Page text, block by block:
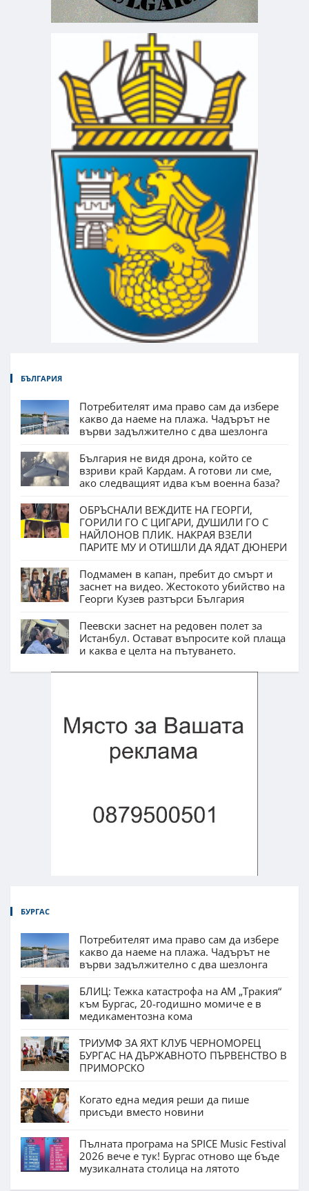
БЪЛГАРИЯ
Потребителят има право сам да избере
какво да наеме на плажа. Чадърът не
върви задължително с два шезлонга
България не видя дрона, който се
взриви край Кардам. А готови ли сме,
ако следващият идва към военна база?
ОБРЪСНАЛИ ВЕЖДИТЕ НА ГЕОРГИ,
ГОРИЛИ ГО С ЦИГАРИ, ДУШИЛИ ГО С
НАЙЛОНОВ ПЛИК. НАКРАЯ ВЗЕЛИ
ПАРИТЕ МУ И ОТИШЛИ ДА ЯДАТ ДЮНЕРИ
Подмамен в капан, пребит до смърт и
заснет на видео. Жестокото убийство на
Георги Кузев разтърси България
Пеевски заснет на редовен полет за
Истанбул. Остават въпросите кой плаща
и каква е целта на пътуването.
БУРГАС
Потребителят има право сам да избере
какво да наеме на плажа. Чадърът не
върви задължително с два шезлонга
БЛИЦ: Тежка катастрофа на АМ „Тракия“
към Бургас, 20-годишно момиче е в
медикаментозна кома
ТРИУМФ ЗА ЯХТ КЛУБ ЧЕРНОМОРЕЦ
БУРГАС НА ДЪРЖАВНОТО ПЪРВЕНСТВО В
ПРИМОРСКО
Когато една медия реши да пише
присъди вместо новини
Пълната програма на SPICE Music Festival
2026 вече е тук! Бургас отново ще бъде
музикалната столица на лятото